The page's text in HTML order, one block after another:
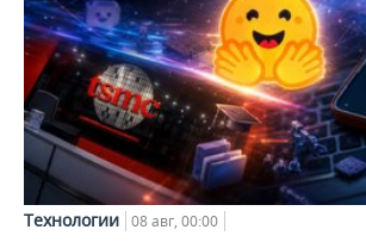
Технологии 08 авг, 00:00